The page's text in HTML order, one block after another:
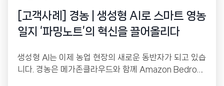
[고객사례] 경농 | 생성형 AI로 스마트 영농
일지 ‘파밍노트’의 혁신을 끌어올리다
생성형 AI는 이제 농업 현장의 새로운 동반자가 되고 있습
니다. 경농은 메가존클라우드와 함께 Amazon Bedrock